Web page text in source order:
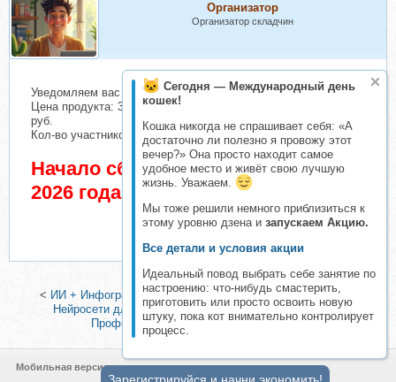
Сегодня — Международный день
кошек!
Кошка никогда не спрашивает себя: «А
достаточно ли полезно я провожу этот
вечер?» Она просто находит самое
удобное место и живёт свою лучшую
жизнь. Уважаем.
Мы тоже решили немного приблизиться к
этому уровню дзена и запускаем Акцию.
Все детали и условия акции
Идеальный повод выбрать себе занятие по
настроению: что-нибудь смастерить,
приготовить или просто освоить новую
штуку, пока кот внимательно контролирует
процесс.
Организатор
Организатор складчин
Уведомляем вас о начале сбора взносов.
Цена продукта: 30750 руб. Взнос с каждого участника: 1115
руб.
Кол-во участников в основном списке: 5 чел.
Начало сбора взносов 2 Август
2026 года
< ИИ + Инфографика (Александра Котельницкая) |[МУИП]
Нейросети для психологов и личной терапии. Тариф -
Профессиональный (Анна Протасова)>
Мобильная версия